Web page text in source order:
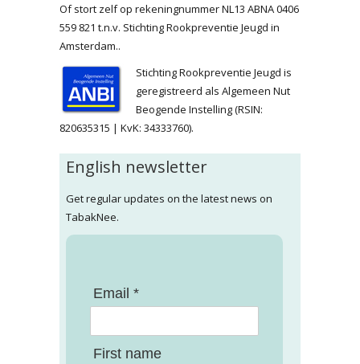
Of stort zelf op rekeningnummer NL13 ABNA 0406
559 821 t.n.v. Stichting Rookpreventie Jeugd in
Amsterdam..
Stichting Rookpreventie Jeugd is
geregistreerd als Algemeen Nut
Beogende Instelling (RSIN:
820635315 | KvK: 34333760).
English newsletter
Get regular updates on the latest news on
TabakNee.
Email *
First name